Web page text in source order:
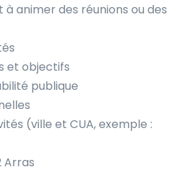
animer des réunions ou des
et objectifs
publique
(ville et CUA, exemple :
Arras